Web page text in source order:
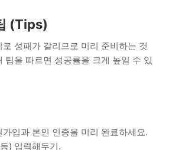
(Tips)
성패가 갈리므로 미리 준비하는 것
팁을 따르면 성공률을 크게 높일 수 있
가입과 본인 인증을 미리 완료하세요.
) 입력해두기.